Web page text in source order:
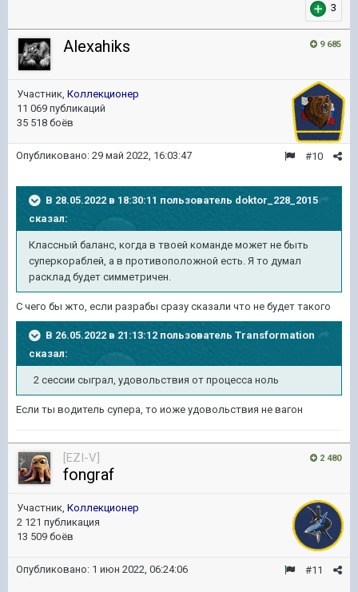
3
9 685
Alexahiks
Участник, Коллекционер
11 069 публикаций
35 518 боёв
#10
Опубликовано: 29 май 2022, 16:03:47
В 28.05.2022 в 18:30:11 пользователь doktor_228_2015
сказал:
Классный баланс, когда в твоей команде может не быть
суперкораблей, а в противоположной есть. Я то думал
расклад будет симметричен.
С чего бы жто, если разрабы сразу сказали что не будет такого
В 26.05.2022 в 21:13:12 пользователь Transformation
сказал:
2 сессии сыграл, удовольствия от процесса ноль
Если ты водитель супера, то иоже удовольствия не вагон
2 480
[EZI-V]
fongraf
Участник, Коллекционер
2 121 публикация
13 509 боёв
#11
Опубликовано: 1 июн 2022, 06:24:06